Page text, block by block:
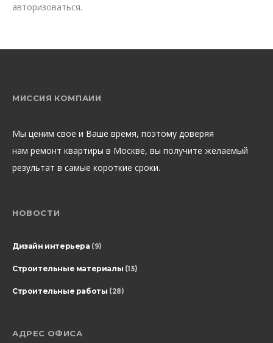
авторизоваться.
МИССИЯ КОМПАИИ
Мы ценим свое и Ваше время, поэтому доверяя
нам ремонт квартиры в Москве, вы получите желаемый
результат в самые короткие сроки.
НОВОСТИ
Дизайн интерьера (9)
Строительные материалы (13)
Строительные работы (28)
АДРЕС ОФИСА